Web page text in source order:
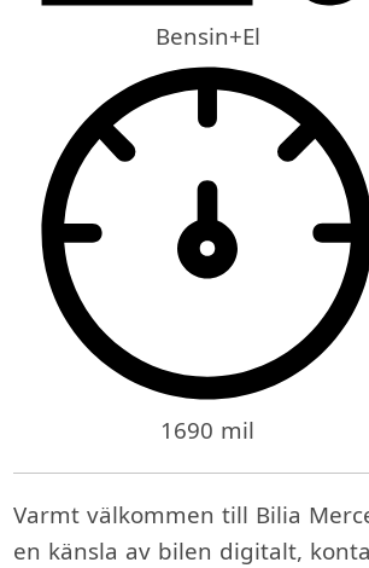
Bensin+El
1690 mil
Varmt välkommen till Bilia
en känsla av bilen digitalt,